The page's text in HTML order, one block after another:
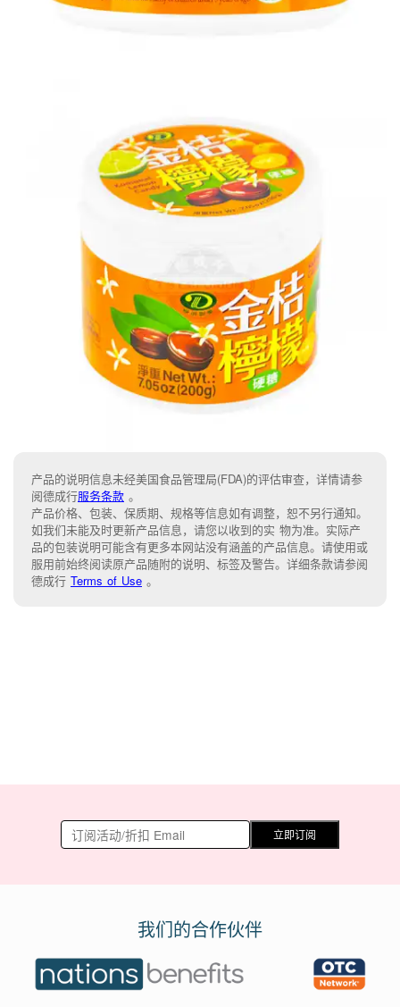
产品的说明信息未经美国食品管理局(FDA)的评估审查，详情请参
阅德成行服务条款 。
产品价格、包装、保质期、规格等信息如有调整，恕不另行通知。
如我们未能及时更新产品信息，请您以收到的实 物为准。实际产
品的包装说明可能含有更多本网站没有涵盖的产品信息。请使用或
服用前始终阅读原产品随附的说明、标签及警告。详细条款请参阅
德成行 Terms of Use 。
立即订阅
我们的合作伙伴